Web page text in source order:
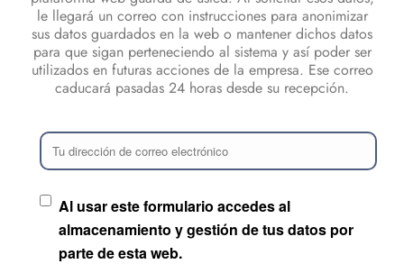
le llegará un correo con instrucciones para anonimizar
sus datos guardados en la web o mantener dichos datos
para que sigan perteneciendo al sistema y así poder ser
utilizados en futuras acciones de la empresa. Ese correo
caducará pasadas 24 horas desde su recepción.
Tu dirección de correo electrónico
Al usar este formulario accedes al
almacenamiento y gestión de tus datos por
parte de esta web.